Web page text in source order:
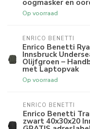
oogmasker en
Op voorraad
ENRICO BENETTI
Enrico Benetti
Innsbruck
Olijfgroen –
met Laptopvak
Op voorraad
ENRICO BENETTI
Enrico Benetti
zwart 40x30x20